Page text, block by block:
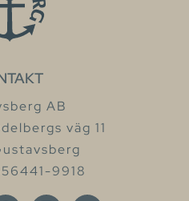
AB
väg 11
9918